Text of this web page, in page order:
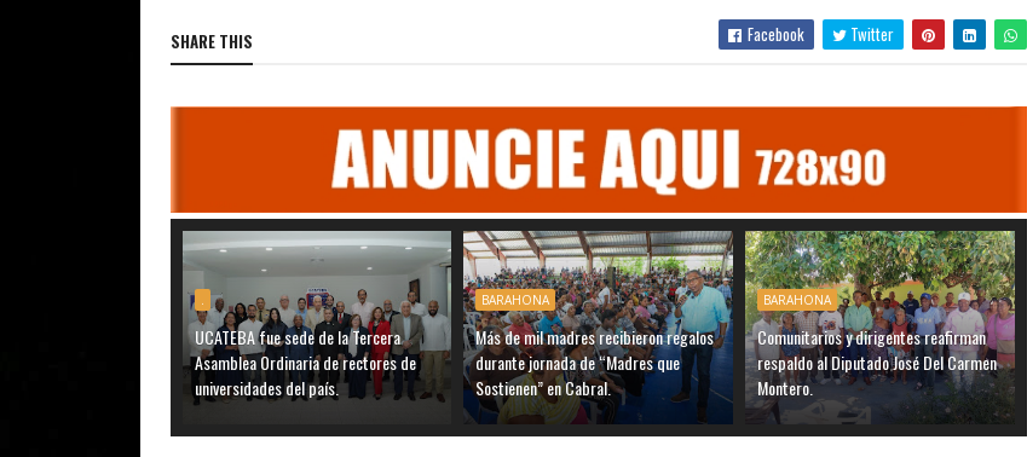
SHARE THIS Facebook Twitter
.
UCATEBA fue sede de la Tercera
Asamblea Ordinaria de rectores de
universidades del país.
BARAHONA
Más de mil madres recibieron regalos
durante jornada de “Madres que
Sostienen” en Cabral.
BARAHONA
Comunitarios y dirigentes reafirman
respaldo al Diputado José Del Carmen
Montero.